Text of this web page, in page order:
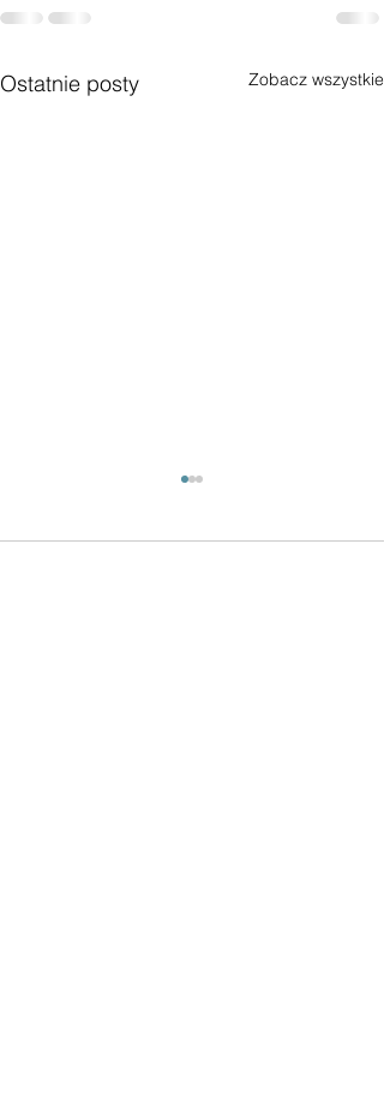
Ostatnie posty Zobacz wszystkie